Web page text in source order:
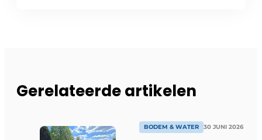
Gerelateerde artikelen
BODEM & WATER 30 JUNI 2026